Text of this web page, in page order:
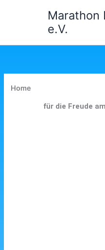
Marathon
e.V.
Home
für die Freude